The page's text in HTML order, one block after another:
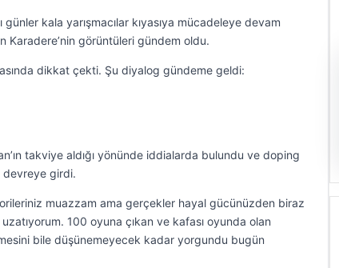
kala yarışmacılar kıyasıya mücadeleye devam
Karadere’nin görüntüleri gündem oldu.
dikkat çekti. Şu diyalog gündeme geldi:
takviye aldığı yönünde iddialarda bulundu ve doping
devreye girdi.
muazzam ama gerçekler hayal gücünüzden biraz
100 oyuna çıkan ve kafası oyunda olan
bile düşünemeyecek kadar yorgundu bugün